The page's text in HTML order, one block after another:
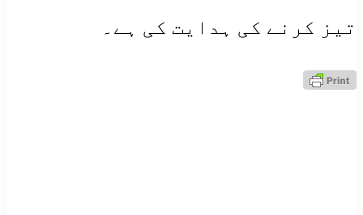
تیز کرنے کی ہدایت کی ہے۔